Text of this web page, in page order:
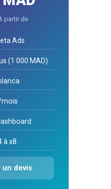
partir de
Ads
(1 000 MAD)
à x8
un devis